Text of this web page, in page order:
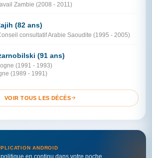
Zambie (2008 - 2011)
(82 ans)
consultatif Arabie Saoudite (1995 - 2005)
(91 ans)
(1991 - 1993)
(1989 - 1991)
VOIR TOUS LES DÉCÈS
ANDROID